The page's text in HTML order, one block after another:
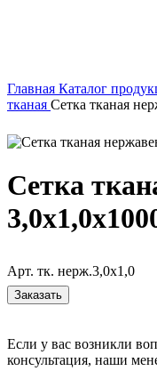
Главная Каталог
тканая Сетка тканая
Сетка
Арт. тк. нерж.3,0х1,0
Заказать
Если у вас возникли
консультация, наши